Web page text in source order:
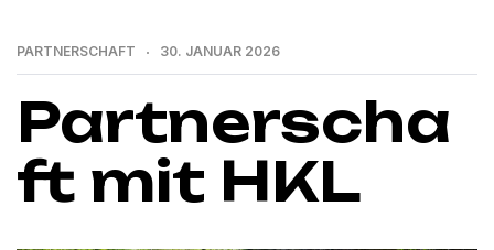
PARTNERSCHAFT 30. JANUAR 2026
Partnerscha
ft mit HKL